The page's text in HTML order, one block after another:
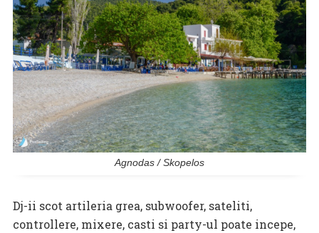
Agnodas / Skopelos
Dj-ii scot artileria grea, subwoofer, sateliti,
controllere, mixere, casti si party-ul poate incepe,